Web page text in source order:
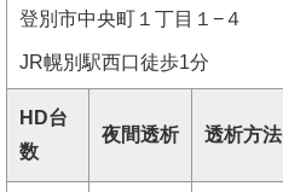
登別市中央町１丁目１−４
JR幌別駅西口徒歩1分
HD台
数
夜間透析 透析方法